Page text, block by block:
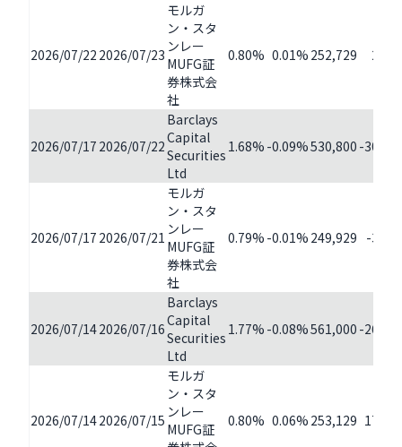
2026/07/22 2026/07/23
モルガ
ン・スタ
ンレー
MUFG証
券株式会
社
0.80% 0.01% 252,729
2026/07/17 2026/07/22
Barclays
Capital
Securities
Ltd
1.68% -0.09%530,800 -
2026/07/17 2026/07/21
モルガ
ン・スタ
ンレー
MUFG証
券株式会
社
0.79% -0.01% 249,929 -
2026/07/142026/07/16
Barclays
Capital
Securities
Ltd
1.77% -0.08%561,000 -
2026/07/142026/07/15
モルガ
ン・スタ
ンレー
MUFG証
0.80% 0.06% 253,129